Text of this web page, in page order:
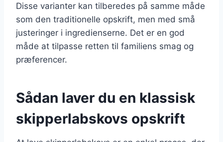
Disse varianter kan tilberedes på samme måde
som den traditionelle opskrift, men med små
justeringer i ingredienserne. Det er en god
måde at tilpasse retten til familiens smag og
præferencer.
Sådan laver du en klassisk
skipperlabskovs opskrift